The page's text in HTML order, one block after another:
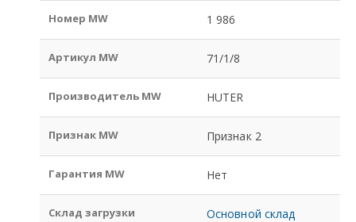
Номер MW 1 986
Артикул MW 71/1/8
Производитель MW HUTER
Признак MW Признак 2
Гарантия MW Нет
Склад загрузки Основной склад